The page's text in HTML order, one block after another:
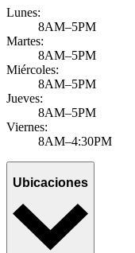
Lunes:
8AM–5PM
Martes:
8AM–5PM
Miércoles:
8AM–5PM
Jueves:
8AM–5PM
Viernes:
8AM–4:30PM
Ubicaciones